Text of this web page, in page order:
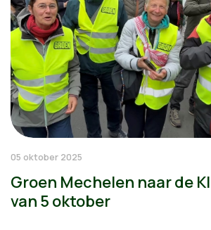
05 oktober 2025
Groen Mechelen naar de
van 5 oktober